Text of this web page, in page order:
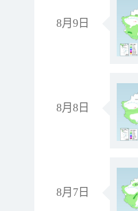
8月9日
8月8日
8月7日